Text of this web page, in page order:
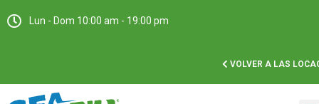
Lun - Dom 10:00 am - 19:00 pm
VOLVER A LAS